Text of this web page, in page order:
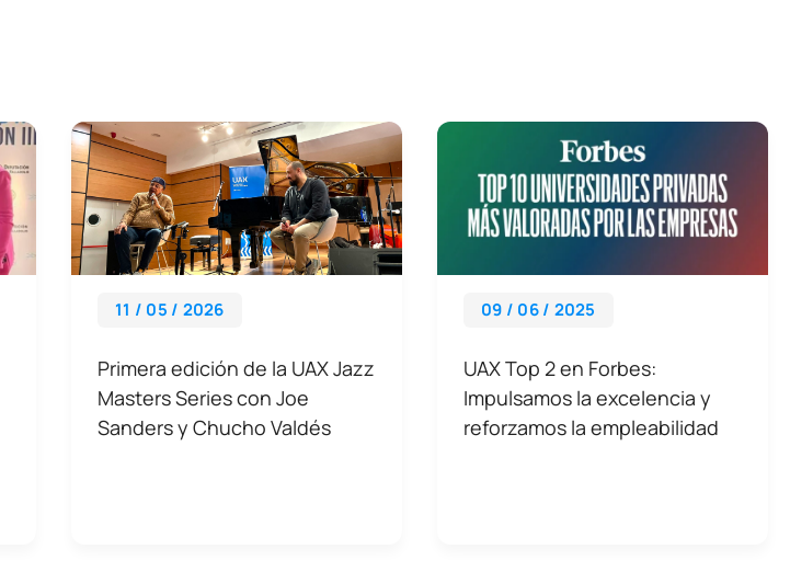
11 / 05 / 2026
Primera edición de la UAX Jazz
Masters Series con Joe
Sanders y Chucho Valdés
09 / 06 / 2025
UAX Top 2 en Forbes:
Impulsamos la excelencia y
reforzamos la empleabilidad